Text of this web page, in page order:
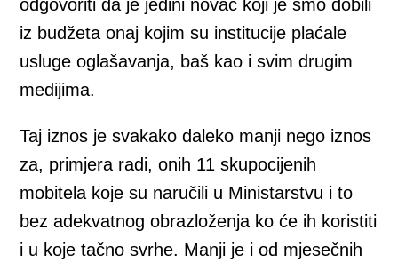
odgovoriti da je jedini novac koji je smo dobili
iz budžeta onaj kojim su institucije plaćale
usluge oglašavanja, baš kao i svim drugim
medijima.
Taj iznos je svakako daleko manji nego iznos
za, primjera radi, onih 11 skupocijenih
mobitela koje su naručili u Ministarstvu i to
bez adekvatnog obrazloženja ko će ih koristiti
i u koje tačno svrhe. Manji je i od mjesečnih